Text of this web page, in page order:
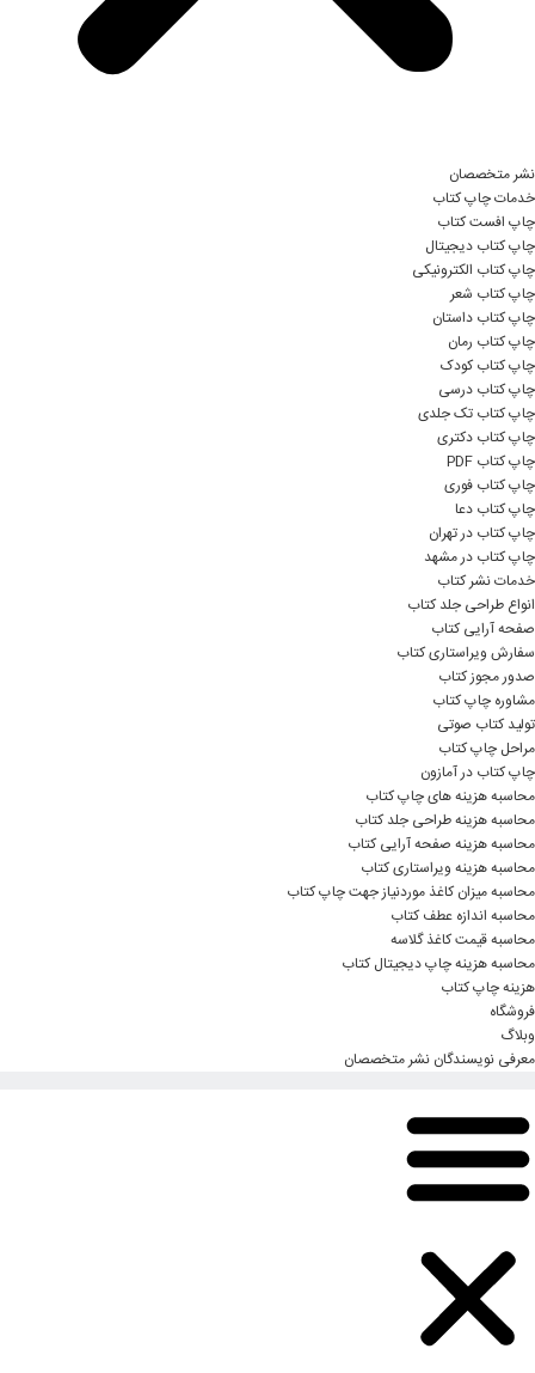
نشر متخصصان
خدمات چاپ کتاب
چاپ افست کتاب
چاپ کتاب دیجیتال
چاپ کتاب الکترونیکی
چاپ کتاب شعر
چاپ کتاب داستان
چاپ کتاب رمان
چاپ کتاب کودک
چاپ کتاب درسی
چاپ کتاب تک جلدی
چاپ کتاب دکتری
چاپ کتاب PDF
چاپ کتاب فوری
چاپ کتاب دعا
چاپ کتاب در تهران
چاپ کتاب در مشهد
خدمات نشر کتاب
انواع طراحی جلد کتاب
صفحه آرایی کتاب
سفارش ویراستاری کتاب
صدور مجوز کتاب
مشاوره چاپ کتاب
تولید کتاب صوتی
مراحل چاپ کتاب
چاپ کتاب در آمازون
محاسبه هزینه های چاپ کتاب
محاسبه هزینه طراحی جلد کتاب
محاسبه هزینه صفحه آرایی کتاب
محاسبه هزینه ویراستاری کتاب
محاسبه میزان کاغذ موردنیاز جهت چاپ کتاب
محاسبه اندازه عطف کتاب
محاسبه قیمت کاغذ گلاسه
محاسبه هزینه چاپ دیجیتال کتاب
هزینه چاپ کتاب
فروشگاه
وبلاگ
معرفی نویسندگان نشر متخصصان